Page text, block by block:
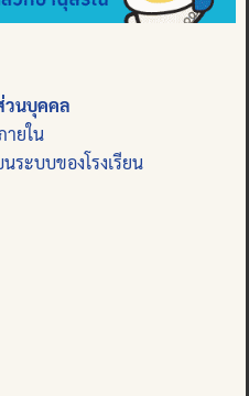
วนบุคคล
ายใน
ระบบของโรงเรียน